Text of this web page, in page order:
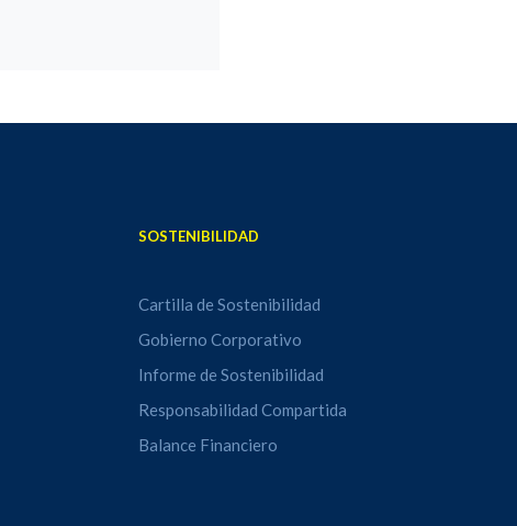
SOSTENIBILIDAD
Cartilla de Sostenibilidad
Gobierno Corporativo
Informe de Sostenibilidad
Responsabilidad Compartida
Balance Financiero